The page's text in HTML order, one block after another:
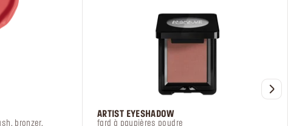
!
bronzer,
ARTIST EYESHADOW
fard à paupières poudre